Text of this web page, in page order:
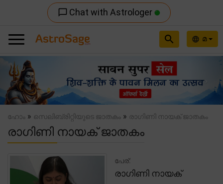
chat_bubble_outline Chat with Astrologer
language മ
search
Previous
ഹോം » സെലിബ്രിറ്റിയുടെ ജാതകം » രാഗിണി നായക് ജാതകം
രാഗിണി നായക് ജാതകം
പേര്:
രാഗിണി നായക്